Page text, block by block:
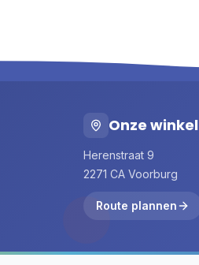
Onze winkel
Herenstraat 9
2271 CA Voorburg
Route plannen